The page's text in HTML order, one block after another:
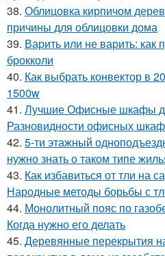
38. Облицовка кирпичом
причины для облицовки дома
39. Варить или не варить: как
брокколи
40. Как выбрать конвектор в
1500w
41. Лучшие Офисные шкафы
Разновидности офисных
42. 5-ти этажный
нужно знать о таком типе
43. Как избавиться от тли на
Народные методы борьбы с
44. Монолитный пояс по
Когда нужно его делать
45. Деревянные перекрытия